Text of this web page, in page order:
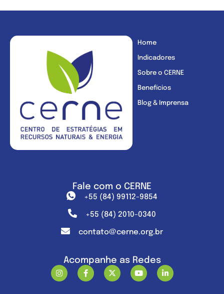
Home
Indicadores
Sobre o CERNE
Benefícios
Blog & Imprensa
Fale com o CERNE
+55 (84) 99112-9854
+55 (84) 2010-0340
contato@cerne.org.br
Acompanhe as Redes